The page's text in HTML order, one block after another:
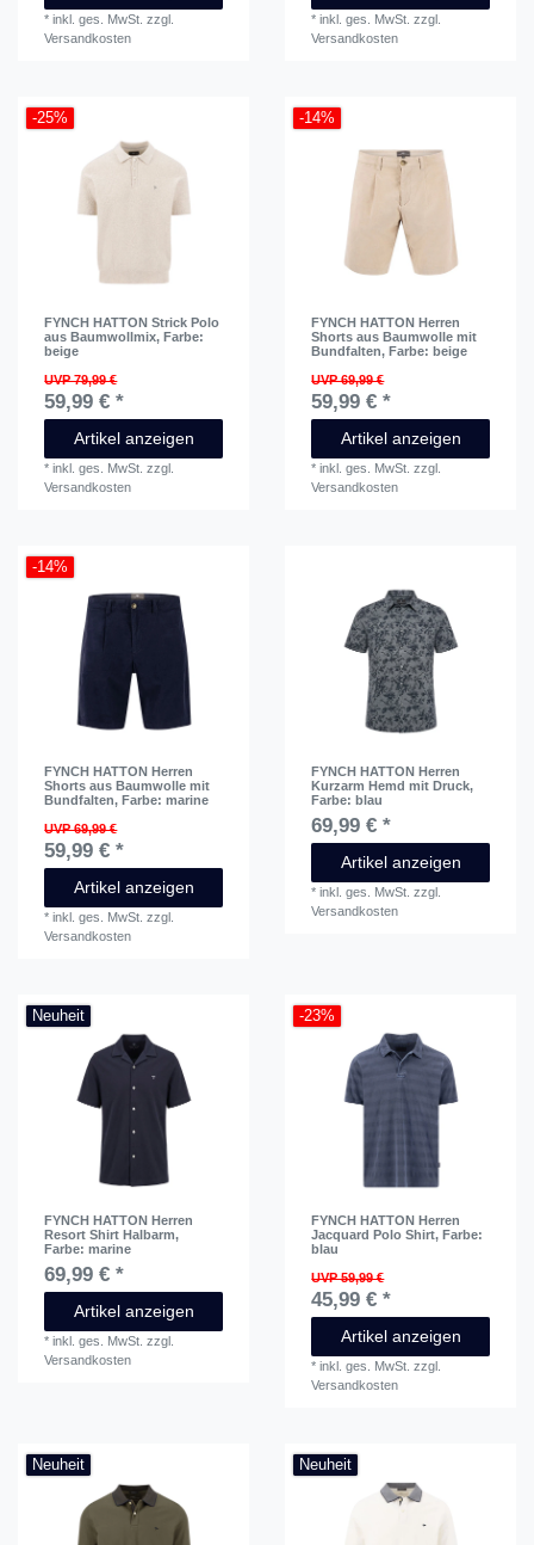
*inkl. ges. MwSt. zzgl.
Versandkosten
*inkl. ges. MwSt. zzgl.
Versandkosten
-25%
FYNCH HATTON Strick Polo
aus Baumwollmix, Farbe:
beige
UVP 79,99 €
59,99 € *
Artikel anzeigen
*inkl. ges. MwSt. zzgl.
Versandkosten
-14%
FYNCH HATTON Herren
Shorts aus Baumwolle mit
Bundfalten, Farbe: beige
UVP 69,99 €
59,99 € *
Artikel anzeigen
*inkl. ges. MwSt. zzgl.
Versandkosten
-14%
FYNCH HATTON Herren
Shorts aus Baumwolle mit
Bundfalten, Farbe: marine
UVP 69,99 €
59,99 € *
Artikel anzeigen
*inkl. ges. MwSt. zzgl.
Versandkosten
FYNCH HATTON Herren
Kurzarm Hemd mit Druck,
Farbe: blau
69,99 € *
Artikel anzeigen
*inkl. ges. MwSt. zzgl.
Versandkosten
Neuheit
FYNCH HATTON Herren
Resort Shirt Halbarm,
Farbe: marine
69,99 € *
Artikel anzeigen
*inkl. ges. MwSt. zzgl.
Versandkosten
-23%
FYNCH HATTON Herren
Jacquard Polo Shirt, Farbe:
blau
UVP 59,99 €
45,99 € *
Artikel anzeigen
*inkl. ges. MwSt. zzgl.
Versandkosten
Neuheit Neuheit